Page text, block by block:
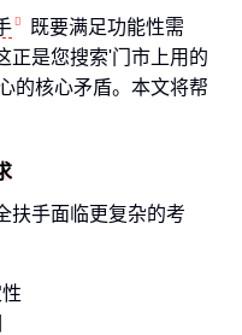
既要满足功能性需
是您搜索'门市上用的
的核心矛盾。本文将帮
扶手面临更复杂的考